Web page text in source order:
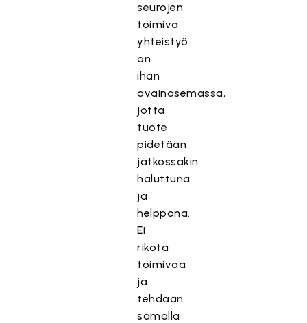
seurojen
toimiva
yhteistyö
on
ihan
avainasemassa,
jotta
tuote
pidetään
jatkossakin
haluttuna
ja
helppona.
Ei
rikota
toimivaa
ja
tehdään
samalla